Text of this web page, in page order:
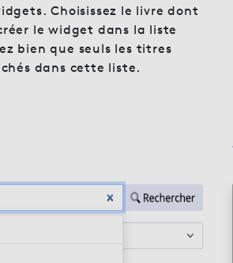
Choisissez le livre dont
le widget dans la liste
bien que seuls les titres
dans cette liste.